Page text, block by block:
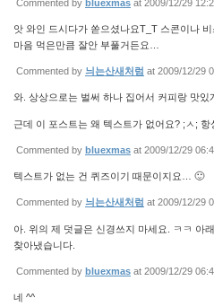
Commented by bluexmas at 2009/12/29
앗 와인 드시다가 쏟으셨나요T_T 스콘이나
마음 먹은만큼 잘안 부풀거든요…
Commented by 늬는산새처럼 at 2009/12/29
와. 상상으로는 벌써 하나 집어서 커피랑 맛있
근데 이 포스트는 왜 텍스트가 없어요? ;ㅅ; 항
Commented by bluexmas at 2009/12/29
텍스트가 없는 건 퀴즈이기 때문이지요… 🙂
Commented by 늬는산새처럼 at 2009/12/29
아. 위의 제 덧글은 신경쓰지 마세요. ㅋㅋ 아
찾아냈습니다.
Commented by bluexmas at 2009/12/29
네 ^^